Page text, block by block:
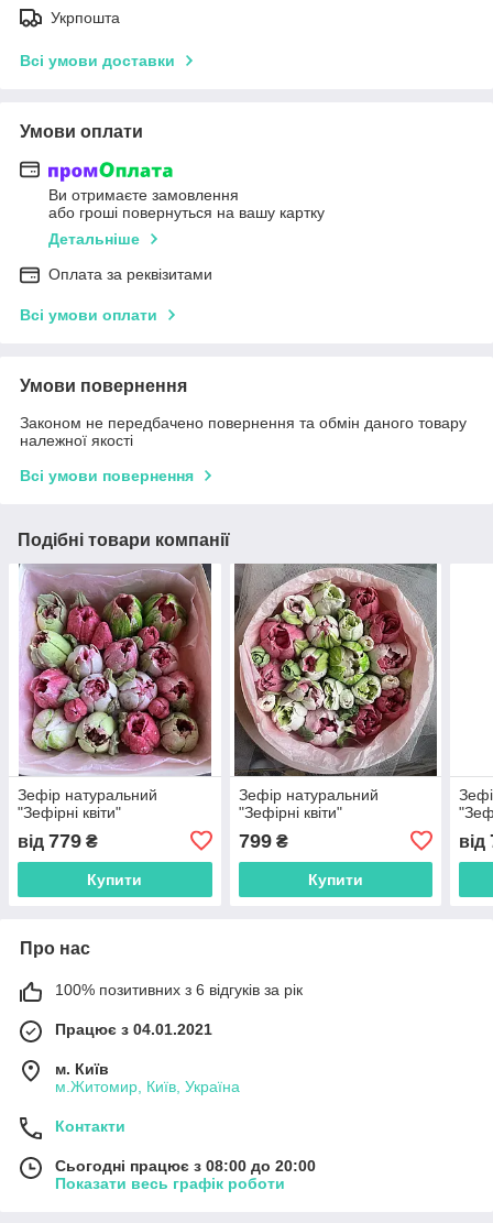
Укрпошта
Всі умови доставки
Умови оплати
Ви отримаєте замовлення
або гроші повернуться на вашу картку
Детальніше
Оплата за реквізитами
Всі умови оплати
Умови повернення
Законом не передбачено повернення та обмін даного товару
належної якості
Всі умови повернення
Подібні товари компанії
Зефір натуральний
"Зефірні квіти"
від 779 ₴
Купити
Зефір натуральний
"Зефірні квіти"
799₴
Купити
від
Про нас
100% позитивних з 6 відгуків за рік
Працює з 04.01.2021
м. Київ
м.Житомир, Київ, Україна
Контакти
Сьогодні працює з 08:00 до 20:00
Показати весь графік роботи